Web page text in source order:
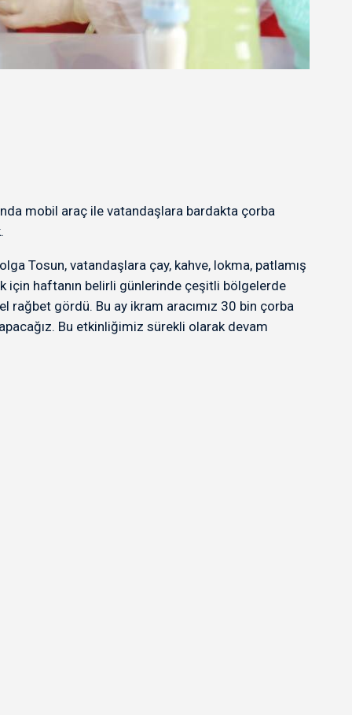
mobil araç ile vatandaşlara bardakta çorba
Tosun, vatandaşlara çay, kahve, lokma, patlamış
için haftanın belirli günlerinde çeşitli bölgelerde
rağbet gördü. Bu ay ikram aracımız 30 bin çorba
Bu etkinliğimiz sürekli olarak devam